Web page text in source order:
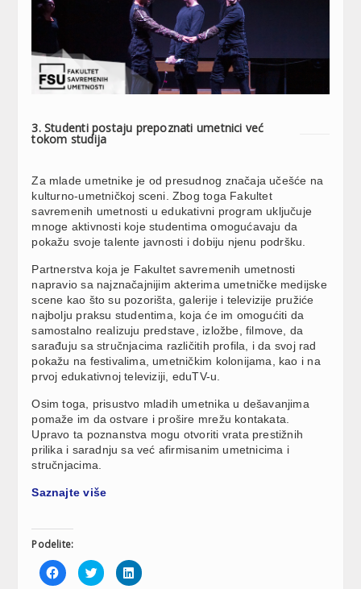
3. Studenti postaju prepoznati umetnici već
tokom studija
Za mlade umetnike je od presudnog značaja učešće na
kulturno-umetničkoj sceni. Zbog toga Fakultet
savremenih umetnosti u edukativni program uključuje
mnoge aktivnosti koje studentima omogućavaju da
pokažu svoje talente javnosti i dobiju njenu podršku.
Partnerstva koja je Fakultet savremenih umetnosti
napravio sa najznačajnijim akterima umetničke medijske
scene kao što su pozorišta, galerije i televizije pružiće
najbolju praksu studentima, koja će im omogućiti da
samostalno realizuju predstave, izložbe, filmove, da
sarađuju sa stručnjacima različitih profila, i da svoj rad
pokažu na festivalima, umetničkim kolonijama, kao i na
prvoj edukativnoj televiziji, eduTV-u.
Osim toga, prisustvo mladih umetnika u dešavanjima
pomaže im da ostvare i prošire mrežu kontakata.
Upravo ta poznanstva mogu otvoriti vrata prestižnih
prilika i saradnju sa već afirmisanim umetnicima i
stručnjacima.
Saznajte više
Podelite:
Click
to
Click
to
Click
to